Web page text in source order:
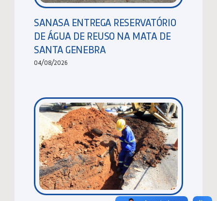
SANASA ENTREGA RESERVATÓRIO
DE ÁGUA DE REUSO NA MATA DE
SANTA GENEBRA
04/08/2026